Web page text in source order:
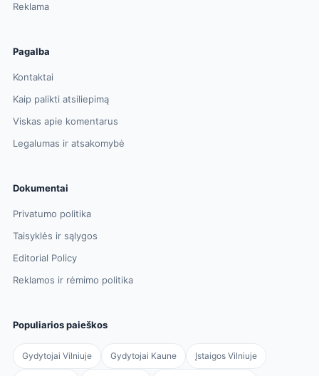
Reklama
Pagalba
Kontaktai
Kaip palikti atsiliepimą
Viskas apie komentarus
Legalumas ir atsakomybė
Dokumentai
Privatumo politika
Taisyklės ir sąlygos
Editorial Policy
Reklamos ir rėmimo politika
Populiarios paieškos
Gydytojai Vilniuje Gydytojai Kaune Įstaigos Vilniuje